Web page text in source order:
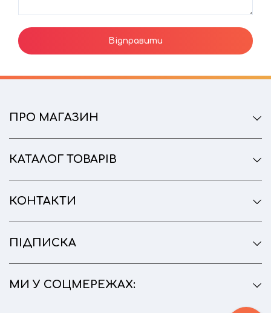
ПРО МАГАЗИН
КАТАЛОГ ТОВАРІВ
КОНТАКТИ
ПІДПИСКА
МИ У СОЦМЕРЕЖАХ: